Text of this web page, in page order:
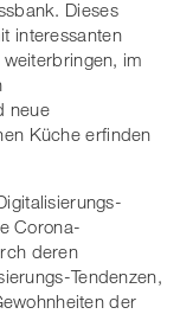
Dieses
interessanten
im
neue
Küche erfinden
Corona-
deren
Tendenzen,
der